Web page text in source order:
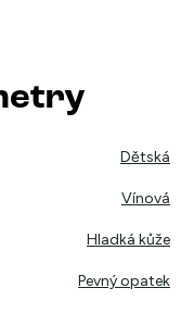
Dětská
Vínová
Hladká kůže
Pevný opatek